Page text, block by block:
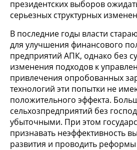
президентских выборов
серьезных структурных
В последние годы власти
для улучшения финансового
предприятий АПК, однако без
изменения подходов к
привлечения опробованных
технологий эти попытки не
положительного эффекта.
сельхозпредприятий без
убыточными. При этом
признавать неэффективность
развития и проводить реформы